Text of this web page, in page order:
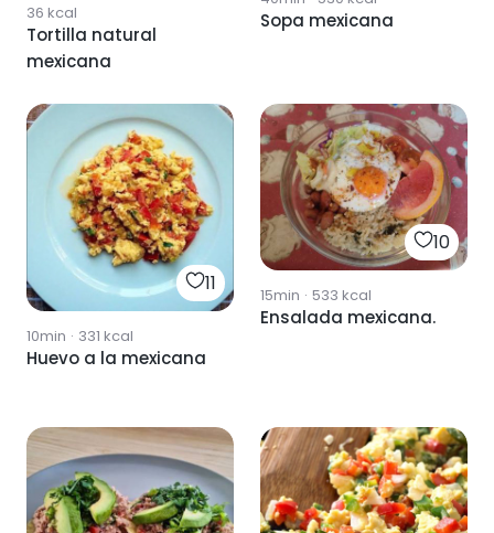
36 kcal
Tortilla natural
mexicana
Sopa mexicana
11
10min · 331 kcal
Huevo a la mexicana
10
15min · 533 kcal
Ensalada mexicana.